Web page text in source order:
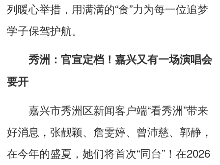
列暖心举措，用满满的“食”力为每一位追梦
学子保驾护航。
秀洲：官宣定档！嘉兴又有一场演唱会
要开
嘉兴市秀洲区新闻客户端“看秀洲”带来
好消息，张靓颖、詹雯婷、曾沛慈、郭静，
在今年的盛夏，她们将首次“同台”！在2026